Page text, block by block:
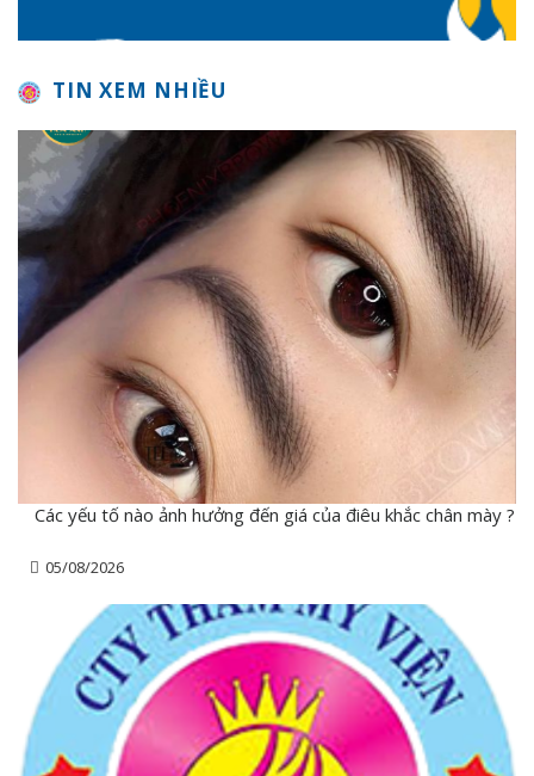
TIN XEM NHIỀU
Các yếu tố nào ảnh hưởng đến giá của điêu khắc chân mày ?
05/08/2026